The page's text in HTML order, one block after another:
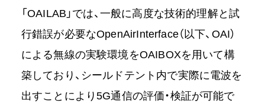
「OAILAB」では、一般に高度な技術的理解と試
行錯誤が必要なOpenAirInterface（以下、OAI）
による無線の実験環境をOAIBOXを用いて構
築しており、シールドテント内で実際に電波を
出すことにより5G通信の評価・検証が可能で